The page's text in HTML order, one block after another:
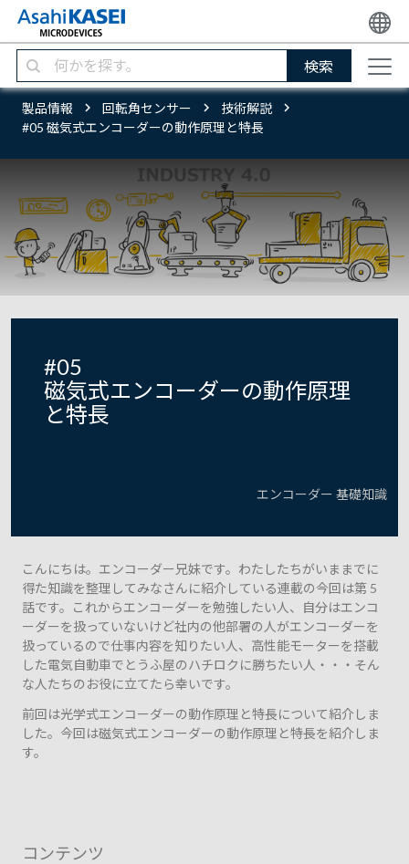
検索
製品情報 回転角センサー
技術解説
#05 磁気式エンコーダーの動作原理と特長
#05
磁気式エンコーダーの動作原理
と特長
エンコーダー 基礎知識
こんにちは。エンコーダー兄妹です。わたしたちがいままでに
得た知識を整理してみなさんに紹介している連載の今回は第 5
話です。これからエンコーダーを勉強したい人、自分はエンコ
ーダーを扱っていないけど社内の他部署の人がエンコーダーを
扱っているので仕事内容を知りたい人、高性能モーターを搭載
した電気自動車でとうふ屋のハチロクに勝ちたい人・・・そん
な人たちのお役に立てたら幸いです。
前回は光学式エンコーダーの動作原理と特長について紹介しま
した。今回は磁気式エンコーダーの動作原理と特長を紹介しま
す。
コンテンツ